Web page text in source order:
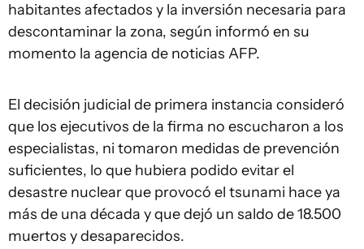
habitantes afectados y la inversión necesaria para
descontaminar la zona, según informó en su
momento la agencia de noticias AFP.
El decisión judicial de primera instancia consideró
que los ejecutivos de la firma no escucharon a los
especialistas, ni tomaron medidas de prevención
suficientes, lo que hubiera podido evitar el
desastre nuclear que provocó el tsunami hace ya
más de una década y que dejó un saldo de 18.500
muertos y desaparecidos.